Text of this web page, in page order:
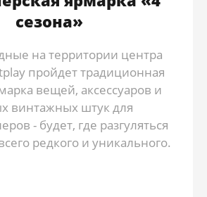
сезона»
на территории центра
пройдет традиционная
вещей, аксессуаров и
винтажных штук для
- будет, где разгуляться
редкого и уникального.